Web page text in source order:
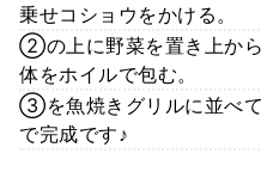
乗せコショウをかける。
②の上に野菜を置き上か
体をホイルで包む。
③を魚焼きグリルに並べ
で完成です♪